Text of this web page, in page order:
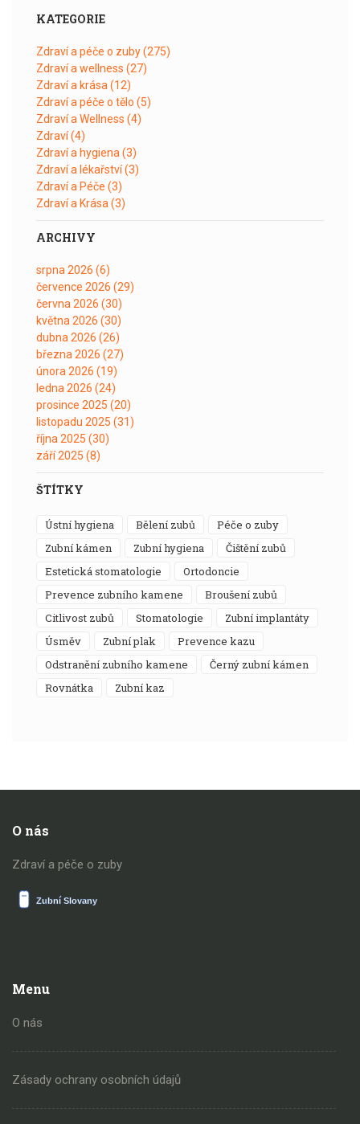
KATEGORIE
Zdraví a péče o zuby(275)
Zdraví a wellness (27)
Zdraví a krása (12)
Zdraví a péče o tělo (5)
Zdraví a Wellness (4)
Zdraví(4)
Zdraví a hygiena (3)
Zdraví a lékařství(3)
Zdraví a Péče (3)
Zdraví a Krása (3)
ARCHIVY
srpna 2026 (6)
července 2026 (29)
června 2026 (30)
května 2026 (30)
dubna 2026 (26)
března 2026 (27)
února 2026 (19)
ledna 2026 (24)
prosince 2025 (20)
listopadu 2025 (31)
října 2025 (30)
září 2025 (8)
ŠTÍTKY
ústní hygiena bělení zubů
péče o zuby
zubní kámen
zubní hygiena
čištění zubů
estetická stomatologie
ortodoncie
prevence zubního kamene
broušení zubů
citlivost zubů
stomatologie
zubní implantáty
úsměv
zubní plak
prevence kazu
odstranění zubního kamene
černý zubní kámen
rovnátka
zubní kaz
O nás
Zdraví a péče o zuby
Menu
O nás
Zásady ochrany osobních údajů